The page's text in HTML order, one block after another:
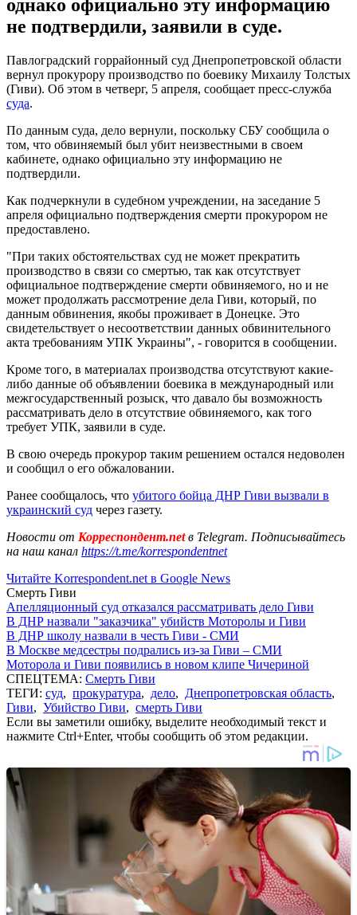
однако официально эту информацию
не подтвердили, заявили в суде.
Павлоградский горрайонный суд Днепропетровской области
вернул прокурору производство по боевику Михаилу Толстых
(Гиви). Об этом в четверг, 5 апреля, сообщает пресс-служба
суда.
По данным суда, дело вернули, поскольку СБУ сообщила о
том, что обвиняемый был убит неизвестными в своем
кабинете, однако официально эту информацию не
подтвердили.
Как подчеркнули в судебном учреждении, на заседание 5
апреля официально подтверждения смерти прокурором не
предоставлено.
"При таких обстоятельствах суд не может прекратить
производство в связи со смертью, так как отсутствует
официальное подтверждение смерти обвиняемого, но и не
может продолжать рассмотрение дела Гиви, который, по
данным обвинения, якобы проживает в Донецке. Это
свидетельствует о несоответствии данных обвинительного
акта требованиям УПК Украины", - говорится в сообщении.
Кроме того, в материалах производства отсутствуют какие-
либо данные об объявлении боевика в международный или
межгосударственный розыск, что давало бы возможность
рассматривать дело в отсутствие обвиняемого, как того
требует УПК, заявили в суде.
В свою очередь прокурор таким решением остался недоволен
и сообщил о его обжаловании.
Ранее сообщалось, что убитого бойца ДНР Гиви вызвали в
украинский суд через газету.
Новости от Корреспондент.netв Telegram. Подписывайтесь
на наш канал https://t.me/korrespondentnet
Читайте Korrespondent.net в Google News
Смерть Гиви
Апелляционный суд отказался рассматривать дело Гиви
В ДНР назвали "заказчика" убийств Моторолы и Гиви
В ДНР школу назвали в честь Гиви - СМИ
В Москве медсестры подрались из-за Гиви – СМИ
Моторола и Гиви появились в новом клипе Чичериной
СПЕЦТЕМА: Смерть Гиви
ТЕГИ: суд, прокуратура, дело, Днепропетровская область,
Гиви, Убийство Гиви, смерть Гиви
Если вы заметили ошибку, выделите необходимый текст и
нажмите Ctrl+Enter, чтобы сообщить об этом редакции.